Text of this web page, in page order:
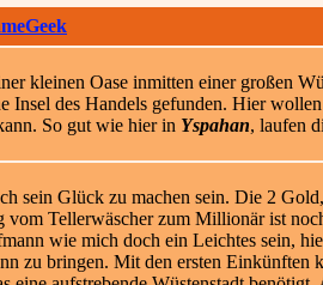
kleinen Oase inmitten einer großen
des Handels gefunden. Hier
So gut wie hier in Yspahan, laufen
sein Glück zu machen sein. Die 2
vom Tellerwäscher zum Millionär ist
wie mich doch ein Leichtes sein,
zu bringen. Mit den ersten Einkünften